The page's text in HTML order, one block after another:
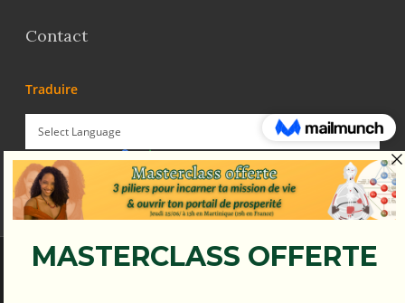
Contact
Traduire
Powered by Translate